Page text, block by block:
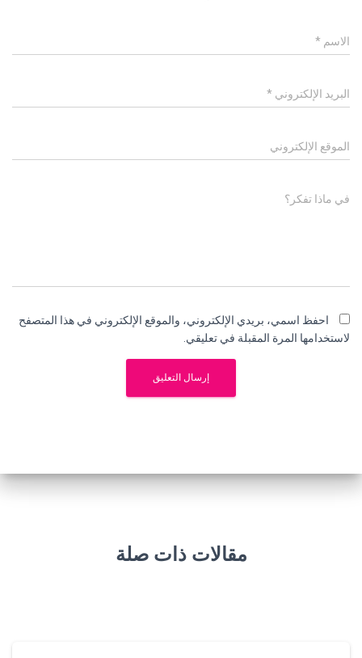
الاسم *
البريد الإلكتروني *
الموقع الإلكتروني
في ماذا تفكر؟
احفظ اسمي، بريدي الإلكتروني، والموقع الإلكتروني في هذا المتصفح
لاستخدامها المرة المقبلة في تعليقي.
مقالات ذات صلة